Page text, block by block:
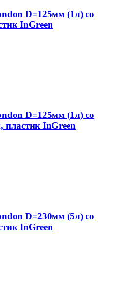
D=125мм (1л) со
InGreen
D=125мм (1л) со
пластик InGreen
D=230мм (5л) со
InGreen